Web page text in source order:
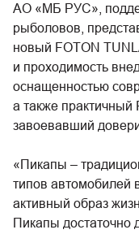
АО «МБ РУС»,
рыболовов,
новый FOTON
и проходимость
оснащенностью
а также
завоевавший
«Пикапы –
типов автомобилей
активный образ
Пикапы достаточно